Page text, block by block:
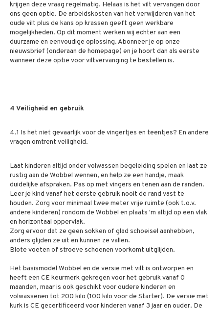
krijgen deze vraag regelmatig. Helaas is het vilt vervangen door
ons geen optie. De arbeidskosten van het verwijderen van het
oude vilt plus de kans op krassen geeft geen werkbare
mogelijkheden. Op dit moment werken wij echter aan een
duurzame en eenvoudige oplossing. Abonneer je op onze
nieuwsbrief (onderaan de homepage) en je hoort dan als eerste
wanneer deze optie voor viltvervanging te bestellen is.
4 Veiligheid en gebruik
4.1 Is het niet gevaarlijk voor de vingertjes en teentjes? En andere
vragen omtrent veiligheid.
Laat kinderen altijd onder volwassen begeleiding spelen en laat ze
rustig aan de Wobbel wennen, en help ze een handje, maak
duidelijke afspraken. Pas op met vingers en tenen aan de randen.
Leer je kind vanaf het eerste gebruik nooit de rand vast te
houden. Zorg voor minimaal twee meter vrije ruimte (ook t.o.v.
andere kinderen) rondom de Wobbel en plaats 'm altijd op een vlak
en horizontaal oppervlak.
Zorg ervoor dat ze geen sokken of glad schoeisel aanhebben,
anders glijden ze uit en kunnen ze vallen.
Blote voeten of stroeve schoenen voorkomt uitglijden.
Het basismodel Wobbel en de versie met vilt is ontworpen en
heeft een CE keurmerk gekregen voor het gebruik vanaf 0
maanden, maar is ook geschikt voor oudere kinderen en
volwassenen tot 200 kilo (100 kilo voor de Starter). De versie met
kurk is CE gecertificeerd voor kinderen vanaf 3 jaar en ouder. De